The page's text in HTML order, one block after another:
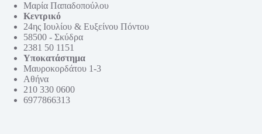
Μαρία Παπαδοπούλου
Κεντρικό
24ης Ιουλίου & Ευξείνου Πόντου
58500 - Σκύδρα
2381 50 1151
Υποκατάστημα
Μαυροκορδάτου 1-3
Αθήνα
210 330 0600
6977866313